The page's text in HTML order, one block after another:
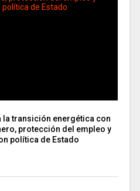
la transición energética con
protección del empleo y
política de Estado